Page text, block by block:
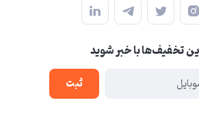
تخفیف‌ها با‌ خبر شوید
ثبت